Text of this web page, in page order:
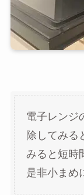
電子レンジ
除してみる
みると短時
是非小まめ